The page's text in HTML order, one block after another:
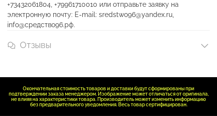
+73432061804, +79961710010 или отправьте заявку на
электронную почту: E-mail: sredstwo96@yandex.ru,
info@средство96.рф.
Отзывы
Окончательная стоимость товаров и доставки будут сформированы при
подтверждении заказа менеджером. Изображение может отличаться от оригинала,
не влияя на характеристики товара. Производитель может изменить информацию
без предварительного уведомления. Весь товар сертифицирован.